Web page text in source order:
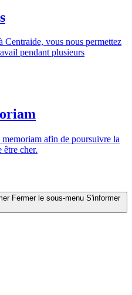
Centraide, vous nous permettez
pendant plusieurs
afin de poursuivre la
être cher.
Fermer le sous-menu S'informer